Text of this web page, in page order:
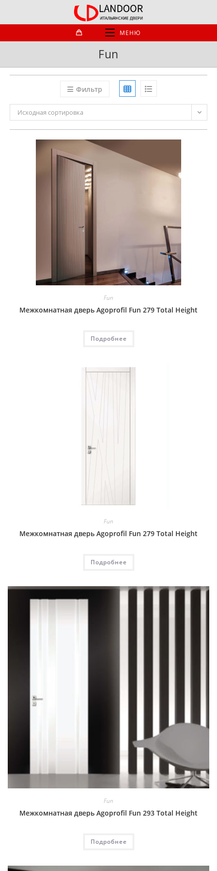
МЕНЮ
Fun
Фильтр
Исходная сортировка
Fun
Межкомнатная дверь Agoprofil Fun 279 Total Height
Подробнее
Fun
Межкомнатная дверь Agoprofil Fun 279 Total Height
Подробнее
Fun
Межкомнатная дверь Agoprofil Fun 293 Total Height
Подробнее